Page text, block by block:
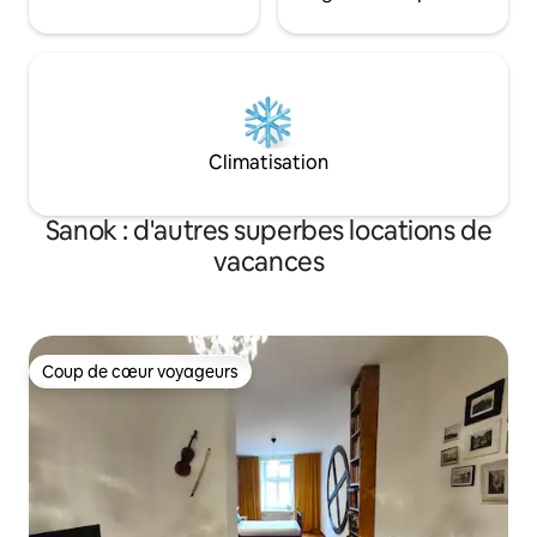
Climatisation
Sanok : d'autres superbes locations de
vacances
Coup de cœur voyageurs
Coup de cœur voyageurs